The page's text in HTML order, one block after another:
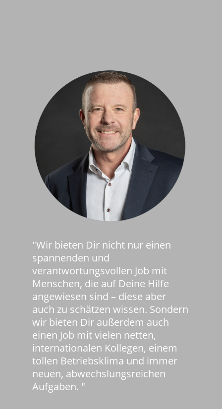
"Wir bieten Dir nicht nur einen
spannenden und
verantwortungsvollen Job mit
Menschen, die auf Deine Hilfe
angewiesen sind – diese aber
auch zu schätzen wissen. Sondern
wir bieten Dir außerdem auch
einen Job mit vielen netten,
internationalen Kollegen, einem
tollen Betriebsklima und immer
neuen, abwechslungsreichen
Aufgaben. "